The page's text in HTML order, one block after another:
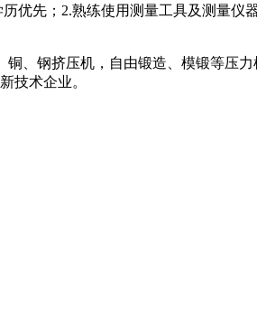
优先；2.熟练使用测量工具及测量
、钢挤压机，自由锻造、模锻等压
技术企业。